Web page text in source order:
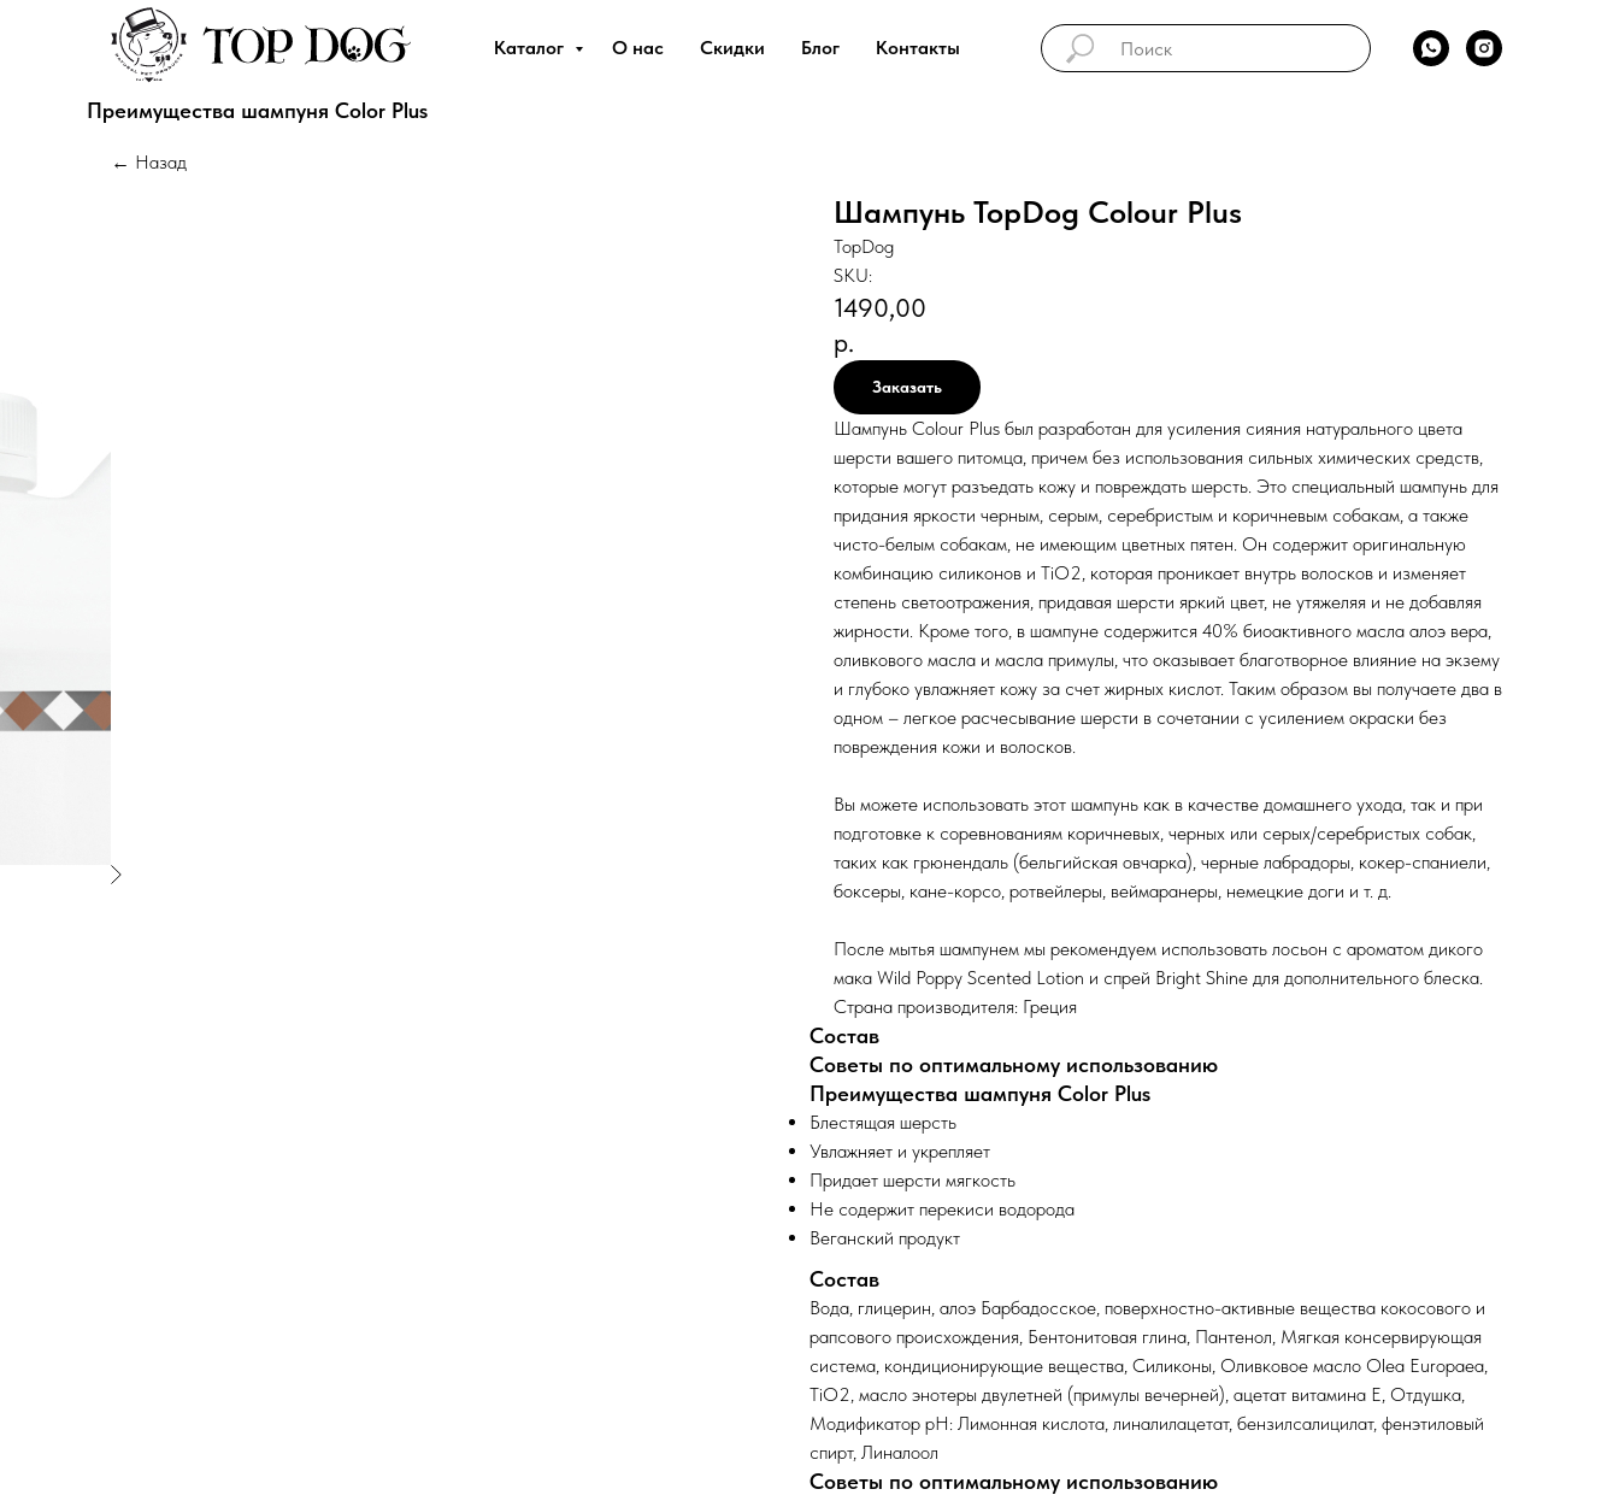
Каталог О нас Скидки Блог Контакты
← Назад
Шампунь TopDog Colour Plus
TopDog
SKU:
1490,00
р.
Заказать
Шампунь Colour Plus был разработан для усиления сияния натурального цвета
шерсти вашего питомца, причем без использования сильных химических средств,
которые могут разъедать кожу и повреждать шерсть. Это специальный шампунь для
придания яркости черным, серым, серебристым и коричневым собакам, а также
чисто-белым собакам, не имеющим цветных пятен. Он содержит оригинальную
комбинацию силиконов и TiO2, которая проникает внутрь волосков и изменяет
степень светоотражения, придавая шерсти яркий цвет, не утяжеляя и не добавляя
жирности. Кроме того, в шампуне содержится 40% биоактивного масла алоэ вера,
оливкового масла и масла примулы, что оказывает благотворное влияние на экзему
и глубоко увлажняет кожу за счет жирных кислот. Таким образом вы получаете два в
одном – легкое расчесывание шерсти в сочетании с усилением окраски без
повреждения кожи и волосков.
Вы можете использовать этот шампунь как в качестве домашнего ухода, так и при
подготовке к соревнованиям коричневых, черных или серых/серебристых собак,
таких как грюнендаль (бельгийская овчарка), черные лабрадоры, кокер-спаниели,
боксеры, кане-корсо, ротвейлеры, веймаранеры, немецкие доги и т. д.
После мытья шампунем мы рекомендуем использовать лосьон с ароматом дикого
мака Wild Poppy Scented Lotion и спрей Bright Shine для дополнительного блеска.
Страна производителя: Греция
Преимущества шампуня Color Plus
Состав
Советы по оптимальному использованию
Преимущества шампуня Color Plus
Блестящая шерсть
Увлажняет и укрепляет
Придает шерсти мягкость
Не содержит перекиси водорода
Веганский продукт
Состав
Вода, глицерин, алоэ Барбадосское, поверхностно-активные вещества кокосового и
рапсового происхождения, Бентонитовая глина, Пантенол, Мягкая консервирующая
система, кондиционирующие вещества, Силиконы, Оливковое масло Olea Europaea,
TiO2, масло энотеры двулетней (примулы вечерней), ацетат витамина Е, Отдушка,
Модификатор рН: Лимонная кислота, линалилацетат, бензилсалицилат, фенэтиловый
спирт, Линалоол
Советы по оптимальному использованию